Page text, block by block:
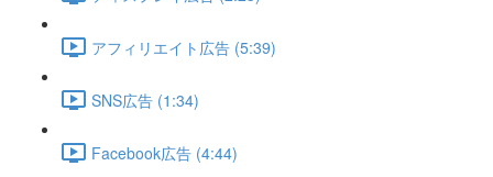
アフィリエイト広告 (5:39)
SNS広告 (1:34)
Facebook広告 (4:44)